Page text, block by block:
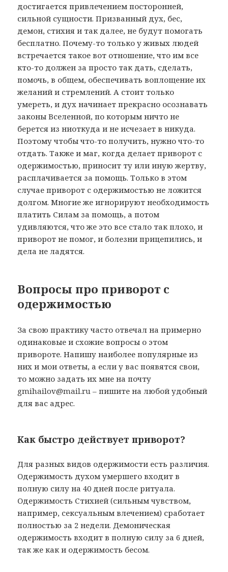
достигается привлечением посторонней,
сильной сущности. Призванный дух, бес,
демон, стихия и так далее, не будут помогать
бесплатно. Почему-то только у живых людей
встречается такое вот отношение, что им все
кто-то должен за просто так дать, сделать,
помочь, в общем, обеспечивать воплощение их
желаний и стремлений. А стоит только
умереть, и дух начинает прекрасно осознавать
законы Вселенной, по которым ничто не
берется из ниоткуда и не исчезает в никуда.
Поэтому чтобы что-то получить, нужно что-то
отдать. Также и маг, когда делает приворот с
одержимостью, приносит ту или иную жертву,
расплачивается за помощь. Только в этом
случае приворот с одержимостью не ложится
долгом. Многие же игнорируют необходимость
платить Силам за помощь, а потом
удивляются, что же это все стало так плохо, и
приворот не помог, и болезни прицепились, и
дела не ладятся.
Вопросы про приворот с
одержимостью
За свою практику часто отвечал на примерно
одинаковые и схожие вопросы о этом
привороте. Напишу наиболее популярные из
них и мои ответы, а если у вас появятся свои,
то можно задать их мне на почту
gmihailov@mail.ru – пишите на любой удобный
для вас адрес.
Как быстро действует приворот?
Для разных видов одержимости есть различия.
Одержимость духом умершего входит в
полную силу на 40 дней после ритуала.
Одержимость Стихией (сильным чувством,
например, сексуальным влечением) сработает
полностью за 2 недели. Демоническая
одержимость входит в полную силу за 6 дней,
так же как и одержимость бесом.